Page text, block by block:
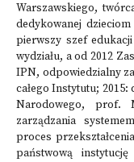
Warszawskiego,
dedykowanej dzieciom
pierwszy szef
wydziału, a od 2012
IPN, odpowiedzialny
całego Instytutu;
Narodowego, prof.
zarządzania
proces
państwową